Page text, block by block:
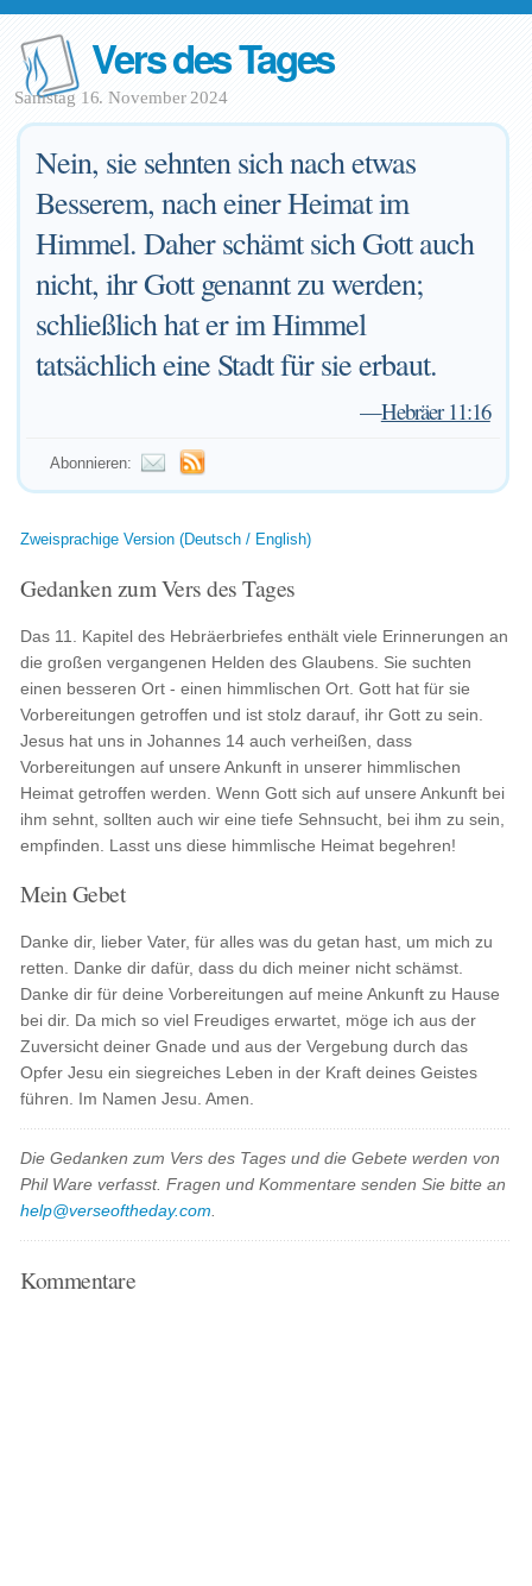
Vers des Tages
Samstag 16. November 2024
Nein, sie sehnten sich nach etwas
Besserem, nach einer Heimat im
Himmel. Daher schämt sich Gott auch
nicht, ihr Gott genannt zu werden;
schließlich hat er im Himmel
tatsächlich eine Stadt für sie erbaut.
—Hebräer 11:16
Abonnieren:
Zweisprachige Version (Deutsch / English)
Gedanken zum Vers des Tages
Das 11. Kapitel des Hebräerbriefes enthält viele Erinnerungen an
die großen vergangenen Helden des Glaubens. Sie suchten
einen besseren Ort - einen himmlischen Ort. Gott hat für sie
Vorbereitungen getroffen und ist stolz darauf, ihr Gott zu sein.
Jesus hat uns in Johannes 14 auch verheißen, dass
Vorbereitungen auf unsere Ankunft in unserer himmlischen
Heimat getroffen werden. Wenn Gott sich auf unsere Ankunft bei
ihm sehnt, sollten auch wir eine tiefe Sehnsucht, bei ihm zu sein,
empfinden. Lasst uns diese himmlische Heimat begehren!
Mein Gebet
Danke dir, lieber Vater, für alles was du getan hast, um mich zu
retten. Danke dir dafür, dass du dich meiner nicht schämst.
Danke dir für deine Vorbereitungen auf meine Ankunft zu Hause
bei dir. Da mich so viel Freudiges erwartet, möge ich aus der
Zuversicht deiner Gnade und aus der Vergebung durch das
Opfer Jesu ein siegreiches Leben in der Kraft deines Geistes
führen. Im Namen Jesu. Amen.
Die Gedanken zum Vers des Tages und die Gebete werden von
Phil Ware verfasst. Fragen und Kommentare senden Sie bitte an
help@verseoftheday.com
Kommentare